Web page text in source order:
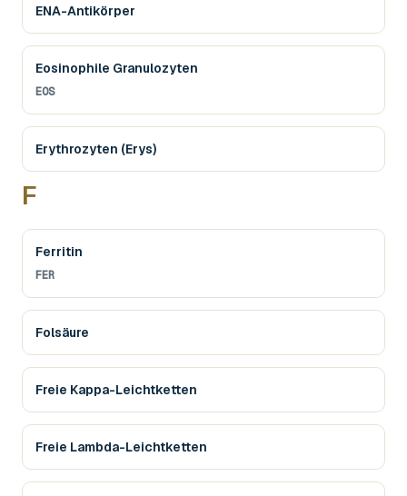
ENA-Antikörper
Eosinophile Granulozyten
EOS
Erythrozyten (Erys)
F
Ferritin
FER
Folsäure
Freie Kappa-Leichtketten
Freie Lambda-Leichtketten